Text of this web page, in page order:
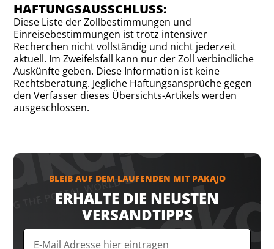
HAFTUNGSAUSSCHLUSS:
Diese Liste der Zollbestimmungen und
Einreisebestimmungen ist trotz intensiver
Recherchen nicht vollständig und nicht jederzeit
aktuell. Im Zweifelsfall kann nur der Zoll verbindliche
Auskünfte geben. Diese Information ist keine
Rechtsberatung. Jegliche Haftungsansprüche gegen
den Verfasser dieses Übersichts-Artikels werden
ausgeschlossen.
BLEIB AUF DEM LAUFENDEN MIT PAKAJO
ERHALTE DIE NEUSTEN
VERSANDTIPPS